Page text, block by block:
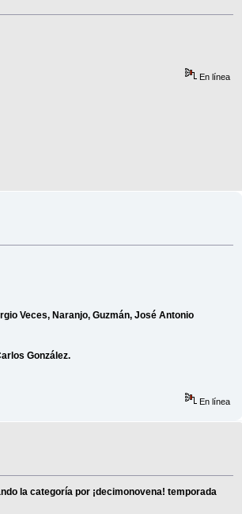
En línea
Veces, Naranjo, Guzmán, José Antonio
González.
En línea
la categoría por ¡decimonovena! temporada